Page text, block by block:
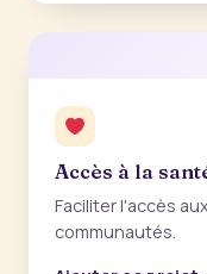
Accès à la
Faciliter l'accès
communautés.